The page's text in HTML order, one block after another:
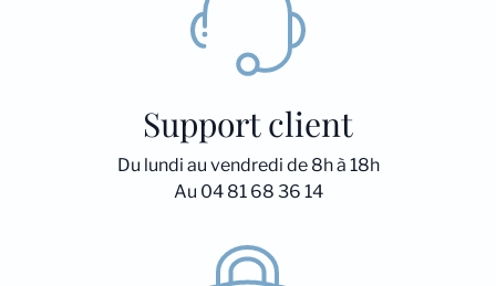
Support client
Du lundi au vendredi de 8h à 18h
Au 04 81 68 36 14